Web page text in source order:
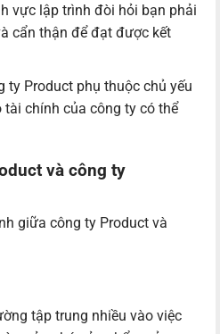
vực lập trình đòi hỏi bạn phải
cẩn thận để đạt được kết
ty Product phụ thuộc chủ yếu
chính của công ty có thể
và công ty
giữa công ty Product và
tập trung nhiều vào việc